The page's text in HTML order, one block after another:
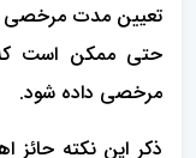
تعیین مدت مرخصی
حتی ممکن است
مرخصی داده شود.
ذکر این نکته